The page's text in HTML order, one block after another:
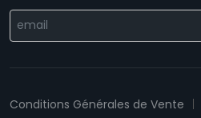
Conditions Générales de Vente